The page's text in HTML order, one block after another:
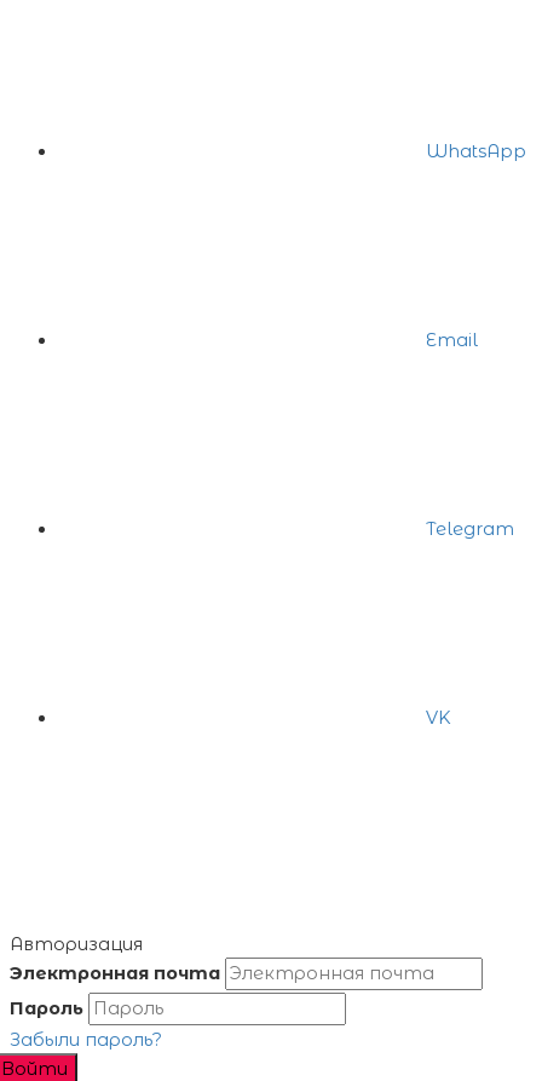
WhatsApp
Email
Telegram
VK
Авторизация
Электронная почта
Пароль
Забыли пароль?
Войти